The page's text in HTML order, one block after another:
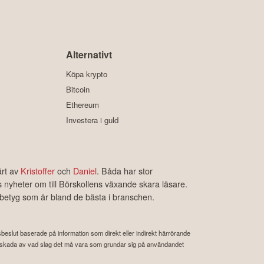
Alternativt
Köpa krypto
Bitcoin
Ethereum
Investera i guld
av Kristofferoch Daniel. Båda har stor
om till Börskollens växande skara läsare.
som är bland de bästa i branschen.
baserade på information som direkt eller indirekt härrörande
av vad slag det må vara som grundar sig på användandet